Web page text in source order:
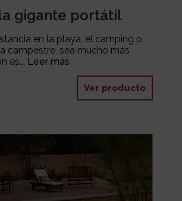
gigante portátil
en la playa, el camping o
campestre, sea mucho más
es... Leer más
Ver producto